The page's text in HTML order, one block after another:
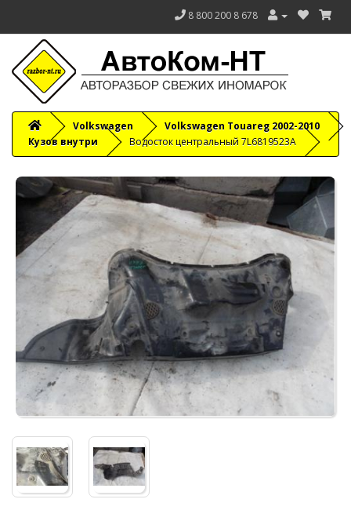
8 800 200 8 678
Volkswagen
Volkswagen Touareg 2002-2010
Кузов внутри
Водосток центральный 7L6819523A